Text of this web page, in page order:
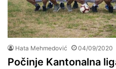
Hata Mehmedović 04/09/2020
Počinje Kantonalna